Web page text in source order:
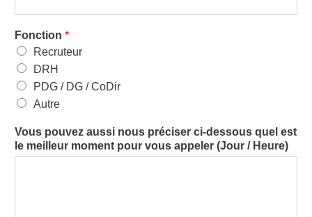
Fonction *
Recruteur
DRH
PDG / DG / CoDir
Autre
Vous pouvez aussi nous préciser ci-dessous quel est
le meilleur moment pour vous appeler (Jour / Heure)